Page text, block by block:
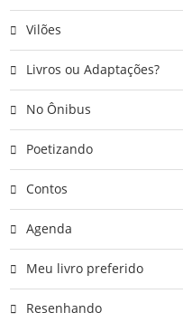
Vilões
Livros ou Adaptações?
No Ônibus
Poetizando
Contos
Agenda
Meu livro preferido
Resenhando